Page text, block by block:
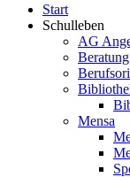
Start
Schulleben
AG
Mensa